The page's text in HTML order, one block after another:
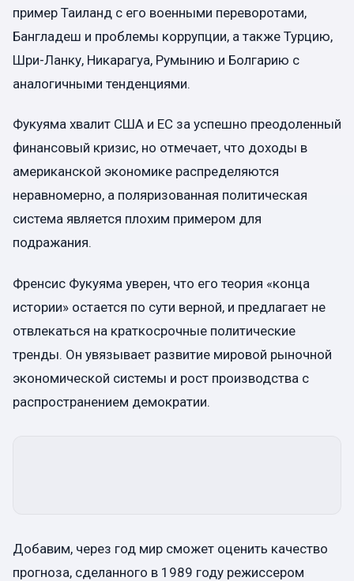
пример Таиланд с его военными переворотами,
Бангладеш и проблемы коррупции, а также Турцию,
Шри-Ланку, Никарагуа, Румынию и Болгарию с
аналогичными тенденциями.
Фукуяма хвалит США и ЕС за успешно преодоленный
финансовый кризис, но отмечает, что доходы в
американской экономике распределяются
неравномерно, а поляризованная политическая
система является плохим примером для
подражания.
Френсис Фукуяма уверен, что его теория «конца
истории» остается по сути верной, и предлагает не
отвлекаться на краткосрочные политические
тренды. Он увязывает развитие мировой рыночной
экономической системы и рост производства с
распространением демократии.
Добавим, через год мир сможет оценить качество
прогноза, сделанного в 1989 году режиссером